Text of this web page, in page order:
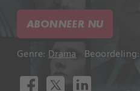
ABONNEER NU
Genre: Drama